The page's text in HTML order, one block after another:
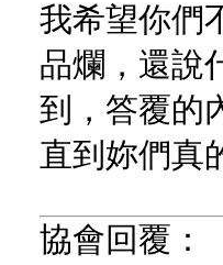
我希望你們
品爛，還說
到，答覆的
直到妳們真
協會回覆：